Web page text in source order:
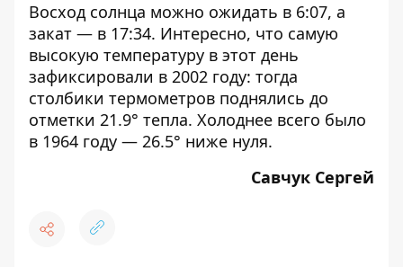
Восход солнца можно ожидать в 6:07, а
закат — в 17:34. Интересно, что самую
высокую температуру в этот день
зафиксировали в 2002 году: тогда
столбики термометров поднялись до
отметки 21.9° тепла. Холоднее всего было
в 1964 году — 26.5° ниже нуля.
Савчук Сергей